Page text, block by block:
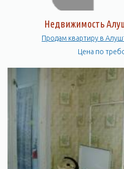
Недвижимость
Цена по